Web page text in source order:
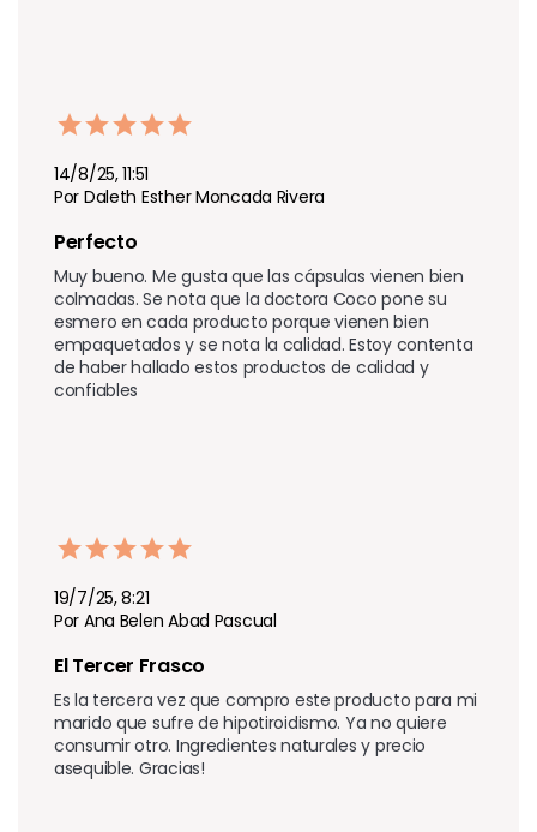
14/8/25, 11:51
Por Daleth Esther Moncada Rivera
Perfecto
Muy bueno. Me gusta que las cápsulas vienen bien
colmadas. Se nota que la doctora Coco pone su
esmero en cada producto porque vienen bien
empaquetados y se nota la calidad. Estoy contenta
de haber hallado estos productos de calidad y
confiables
19/7/25, 8:21
Por Ana Belen Abad Pascual
El Tercer Frasco
Es la tercera vez que compro este producto para mi
marido que sufre de hipotiroidismo. Ya no quiere
consumir otro. Ingredientes naturales y precio
asequible. Gracias!